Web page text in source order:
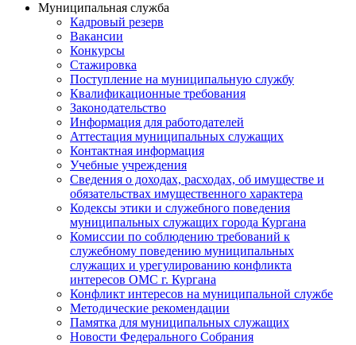
Муниципальная служба
Кадровый резерв
Вакансии
Конкурсы
Стажировка
Поступление на муниципальную службу
Квалификационные требования
Законодательство
Информация для работодателей
Аттестация муниципальных служащих
Контактная информация
Учебные учреждения
Сведения о доходах, расходах, об имуществе и
обязательствах имущественного характера
Кодексы этики и служебного поведения
муниципальных служащих города Кургана
Комиссии по соблюдению требований к
служебному поведению муниципальных
служащих и урегулированию конфликта
интересов ОМС г. Кургана
Конфликт интересов на муниципальной службе
Методические рекомендации
Памятка для муниципальных служащих
Новости Федерального Cобрания